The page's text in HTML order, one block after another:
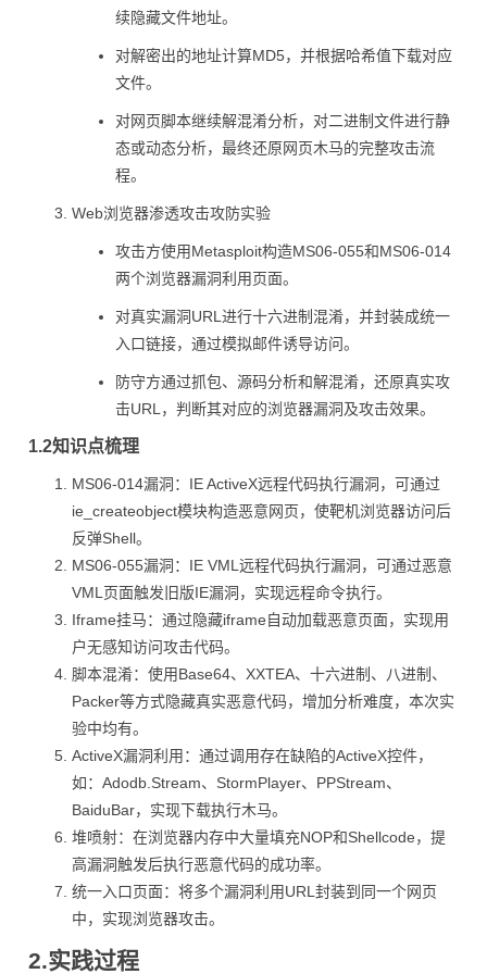
续隐藏文件地址。
对解密出的地址计算MD5，并根据哈希值下载对应
文件。
对网页脚本继续解混淆分析，对二进制文件进行静
态或动态分析，最终还原网页木马的完整攻击流
程。
Web浏览器渗透攻击攻防实验
攻击方使用Metasploit构造MS06-055和MS06-014
两个浏览器漏洞利用页面。
对真实漏洞URL进行十六进制混淆，并封装成统一
入口链接，通过模拟邮件诱导访问。
防守方通过抓包、源码分析和解混淆，还原真实攻
击URL，判断其对应的浏览器漏洞及攻击效果。
1.2知识点梳理
MS06-014漏洞：IE ActiveX远程代码执行漏洞，可通过
ie_createobject模块构造恶意网页，使靶机浏览器访问后
反弹Shell。
MS06-055漏洞：IE VML远程代码执行漏洞，可通过恶意
VML页面触发旧版IE漏洞，实现远程命令执行。
Iframe挂马：通过隐藏iframe自动加载恶意页面，实现用
户无感知访问攻击代码。
脚本混淆：使用Base64、XXTEA、十六进制、八进制、
Packer等方式隐藏真实恶意代码，增加分析难度，本次实
验中均有。
ActiveX漏洞利用：通过调用存在缺陷的ActiveX控件，
如：Adodb.Stream、StormPlayer、PPStream、
BaiduBar，实现下载执行木马。
堆喷射：在浏览器内存中大量填充NOP和Shellcode，提
高漏洞触发后执行恶意代码的成功率。
统一入口页面：将多个漏洞利用URL封装到同一个网页
中，实现浏览器攻击。
2.实践过程